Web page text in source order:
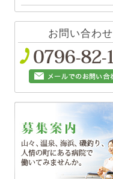
お問い合わせ